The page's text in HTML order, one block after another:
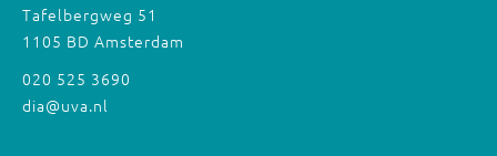
Tafelbergweg 51
1105 BD Amsterdam
020 525 3690
dia@uva.nl